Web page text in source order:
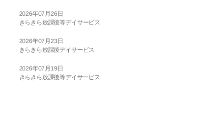
2026年07月26日
きらきら放課後等デイサービス
2026年07月23日
きらきら放課後デイサービス
2026年07月19日
きらきら放課後等デイサービス